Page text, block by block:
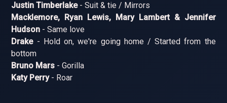
Justin Timberlake- Suit & tie / Mirrors
Macklemore, Ryan Lewis, Mary Lambert & Jennifer
Hudson - Same love
Drake- Hold on, we're going home / Started from the
bottom
Bruno Mars - Gorilla
Katy Perry- Roar